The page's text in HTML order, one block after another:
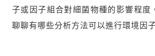
子或因子組合對細菌物種的影響程度
聊聊有哪些分析方法可以進行環境因